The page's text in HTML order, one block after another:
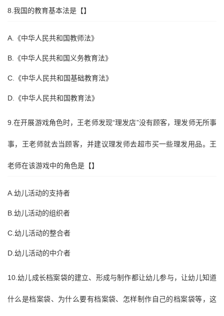
8.我国的教育基本法是【】
A.《中华人民共和国教师法》
B.《中华人民共和国义务教育法》
C.《中华人民共和国基础教育法》
D.《中华人民共和国教育法》
9.在开展游戏角色时，王老师发现“理发店”没有顾客，理发师无所事
事，王老师就去当顾客，并建议理发师去超市买一些理发用品。王
老师在该游戏中的角色是【】
A.幼儿活动的支持者
B.幼儿活动的组织者
C.幼儿活动的整合者
D.幼儿活动的中介者
10.幼儿成长档案袋的建立、形成与制作都让幼儿参与，让幼儿知道
什么是档案袋、为什么要有档案袋、怎样制作自己的档案袋等，这